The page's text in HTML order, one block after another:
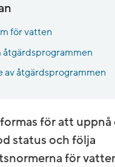
för vatten
åtgärdsprogrammen
av åtgärdsprogrammen
för att uppnå
status och följa
för